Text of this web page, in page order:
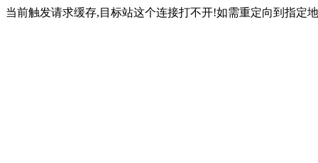
当前触发请求缓存,目标站这个连接打不开!如需重定向到指定